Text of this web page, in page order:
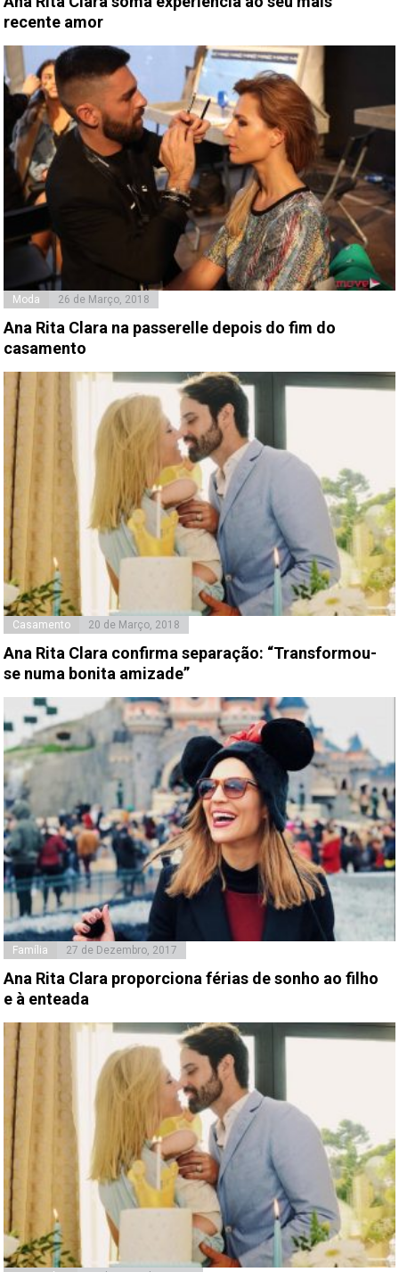
recente amor
Moda 26 de Março, 2018
Ana Rita Clara na passerelle depois do fim do
casamento
Casamento 20 de Março, 2018
Ana Rita Clara confirma separação: “Transformou-
se numa bonita amizade”
Família 27 de Dezembro, 2017
Ana Rita Clara proporciona férias de sonho ao filho
e à enteada